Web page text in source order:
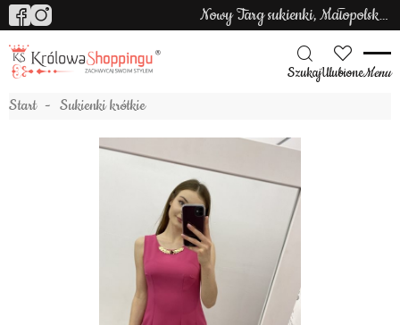
Nowy Targ sukienki, Małopolska sukienki
SzukajUlubioneMenu
Start Sukienki krótkie